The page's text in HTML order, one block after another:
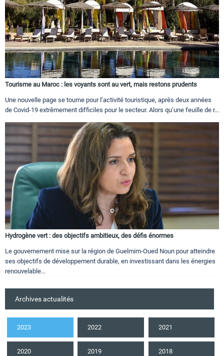
Tourisme au Maroc : les voyants sont au vert, mais restons prudents
Une nouvelle page se tourne pour l’activité touristique, après deux années
de Covid-19 extrêmement difficiles pour le secteur. Alors qu’une feuille de r...
Hydrogène vert : des objectifs ambitieux, des défis énormes
Le gouvernement mise sur la région de Guelmim-Oued Noun pour atteindre
ses objectifs de développement durable, en investissant dans les énergies
renouvelable...
Archives actualités
2023 2022 2021
2020 2019 2018